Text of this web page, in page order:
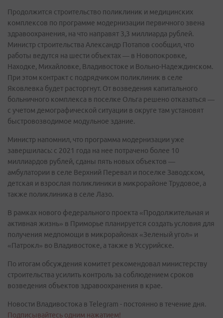
Продолжится строительство поликлиник и медицинских
комплексов по программе модернизации первичного звена
здравоохранения, на что направят 3,3 миллиарда рублей.
Министр строительства Александр Потапов сообщил, что
работы ведутся на шести объектах — в Новопокровке,
Находке, Михайловке, Владивостоке и Вольно-Надеждинском.
При этом контракт с подрядчиком поликлиник в селе
Яковлевка будет расторгнут. От возведения капитального
больничного комплекса в поселке Ольга решено отказаться —
с учетом демографической ситуации в округе там установят
быстровозводимое модульное здание.
Министр напомнил, что программа модернизации уже
завершилась: с 2021 года на нее потрачено более 10
миллиардов рублей, сданы пять новых объектов —
амбулатории в селе Верхний Перевал и поселке Заводском,
детская и взрослая поликлиники в микрорайоне Трудовое, а
также поликлиника в селе Лазо.
В рамках нового федерального проекта «Продолжительная и
активная жизнь» в Приморье планируется создать условия для
получения медпомощи в микрорайонах «Зеленый угол» и
«Патрокл» во Владивостоке, а также в Уссурийске.
По итогам обсуждения комитет рекомендовал министерству
строительства усилить контроль за соблюдением сроков
возведения объектов здравоохранения в крае.
Новости Владивостока в Telegram - постоянно в течение дня.
Подписывайтесь одним нажатием!